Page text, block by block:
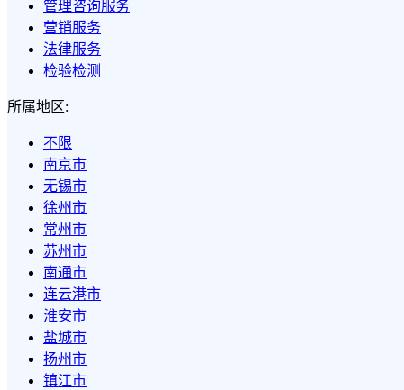
管理咨询服务
营销服务
法律服务
检验检测
所属地区:
不限
南京市
无锡市
徐州市
常州市
苏州市
南通市
连云港市
淮安市
盐城市
扬州市
镇江市